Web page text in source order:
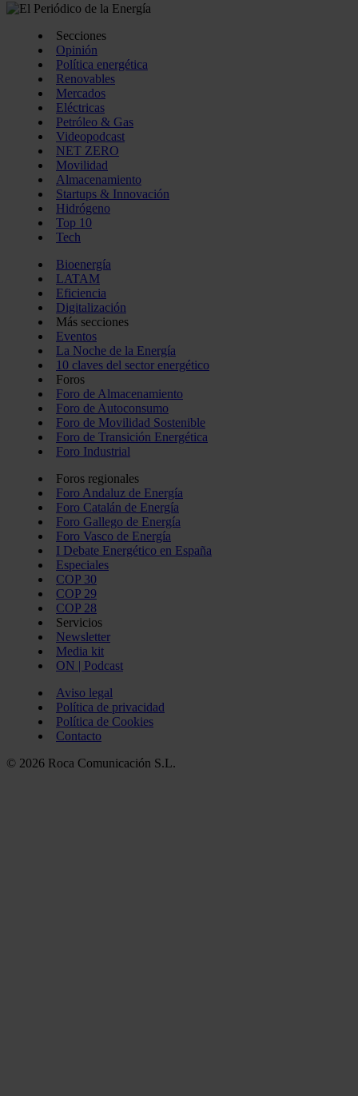
Secciones
Opinión
Política energética
Renovables
Mercados
Eléctricas
Petróleo & Gas
Videopodcast
NET ZERO
Movilidad
Almacenamiento
Startups & Innovación
Hidrógeno
Top 10
Tech
Bioenergía
LATAM
Eficiencia
Digitalización
Más secciones
Eventos
La Noche de la Energía
10 claves del sector energético
Foros
Foro de Almacenamiento
Foro de Autoconsumo
Foro de Movilidad Sostenible
Foro de Transición Energética
Foro Industrial
Foros regionales
Foro Andaluz de Energía
Foro Catalán de Energía
Foro Gallego de Energía
Foro Vasco de Energía
I Debate Energético en España
Especiales
COP 30
COP 29
COP 28
Servicios
Newsletter
Media kit
ON | Podcast
Aviso legal
Política de privacidad
Política de Cookies
Contacto
© 2026 Roca Comunicación S.L.